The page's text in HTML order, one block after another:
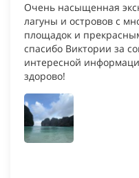
Очень насыщенная
лагуны и островов с
площадок и
спасибо Виктории за
интересной
здорово!